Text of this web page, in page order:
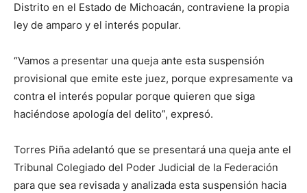
Distrito en el Estado de Michoacán, contraviene la propia
ley de amparo y el interés popular.
“Vamos a presentar una queja ante esta suspensión
provisional que emite este juez, porque expresamente va
contra el interés popular porque quieren que siga
haciéndose apología del delito”, expresó.
Torres Piña adelantó que se presentará una queja ante el
Tribunal Colegiado del Poder Judicial de la Federación
para que sea revisada y analizada esta suspensión hacia